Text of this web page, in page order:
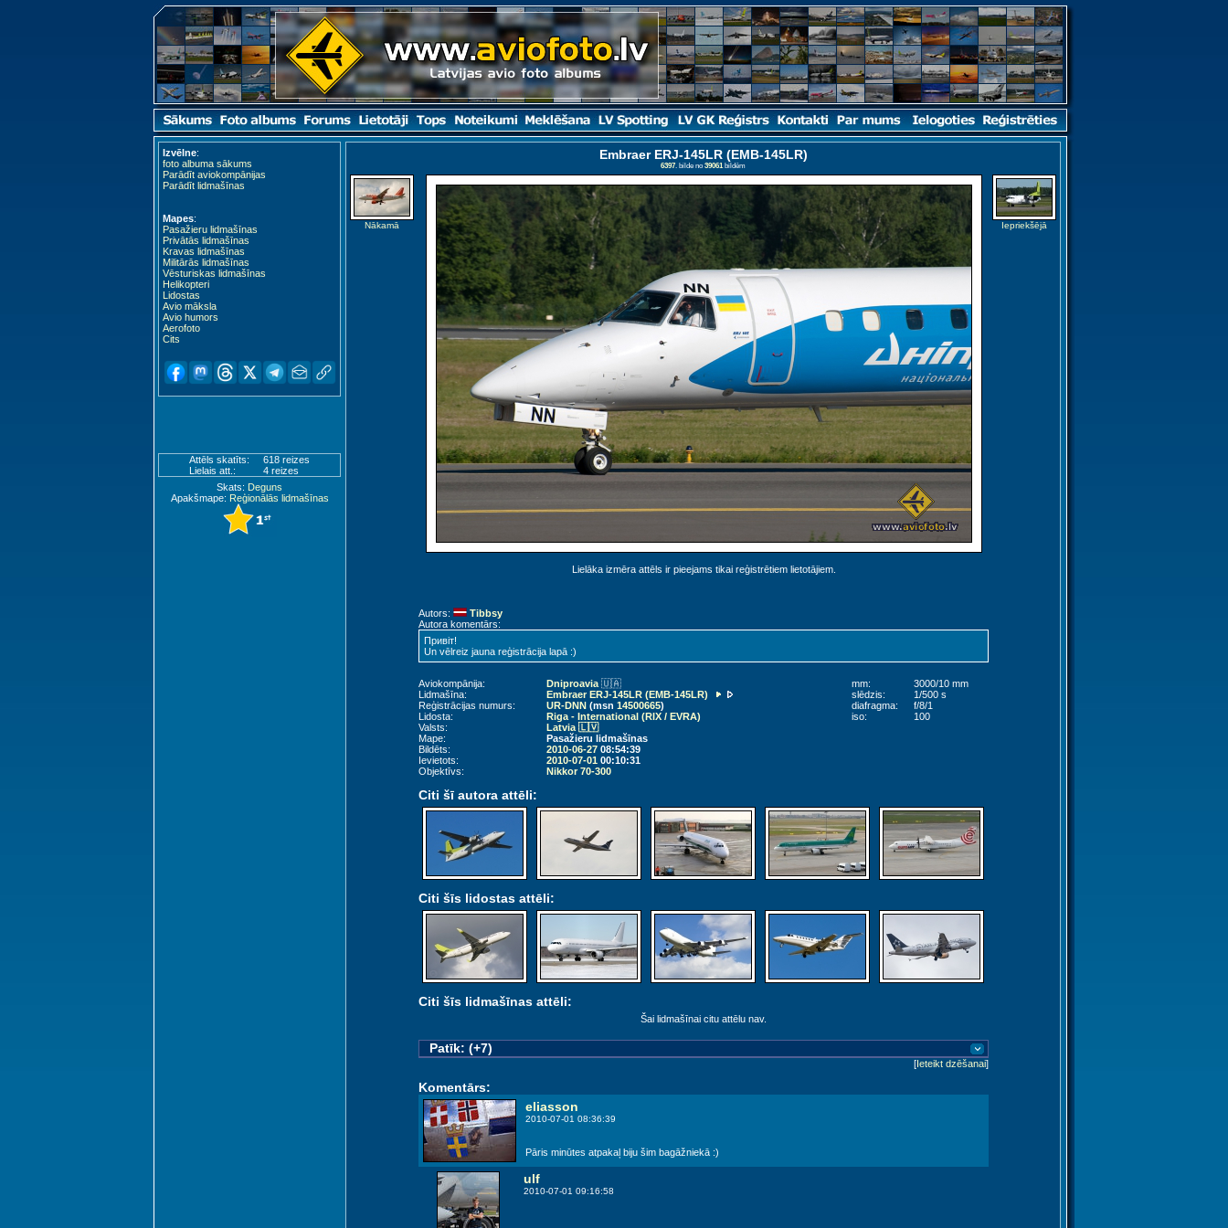
Izvēlne:
foto albuma sākums
Parādīt aviokompānijas
Parādīt lidmašīnas
Mapes:
Pasažieru lidmašīnas
Privātās lidmašīnas
Kravas lidmašīnas
Militārās lidmašīnas
Vēsturiskas lidmašīnas
Helikopteri
Lidostas
Avio māksla
Avio humors
Aerofoto
Cits
Attēls skatīts:
618 reizes
Lielais att.:
4 reizes
Skats: Deguns
Apakšmape: Reģionālās lidmašīnas
Embraer ERJ-145LR (EMB-145LR)
6397. bilde no 39061bildēm
Nākamā
Lielāka izmēra attēls ir pieejams tikai reģistrētiem lietotājiem.
Iepriekšējā
Autors:
Tibbsy
Autora komentārs:
Привіт!
Un vēlreiz jauna reģistrācija lapā :)
Aviokompānija: Dniproavia 🇺🇦
Lidmašīna:
Embraer ERJ-145LR (EMB-145LR)
Reģistrācijas numurs:
UR-DNN(msn 14500665)
Lidosta:
Riga - International (RIX / EVRA)
Valsts:
Latvia 🇱🇻
Mape:
Pasažieru lidmašīnas
Bildēts:
2010-06-2708:54:39
Ievietots:
2010-07-0100:10:31
Objektīvs:
Nikkor 70-300
mm:
3000/10 mm
slēdzis:
1/500 s
diafragma:
f/8/1
iso:
100
Citi šī autora attēli:
Citi šīs lidostas attēli:
Citi šīs lidmašīnas attēli:
Šai lidmašīnai citu attēlu nav.
Patīk: (+7)
[Ieteikt dzēšanai]
Komentārs:
eliasson
2010-07-01 08:36:39
Pāris minūtes atpakaļ biju šim bagāžniekā :)
ulf
2010-07-01 09:16:58